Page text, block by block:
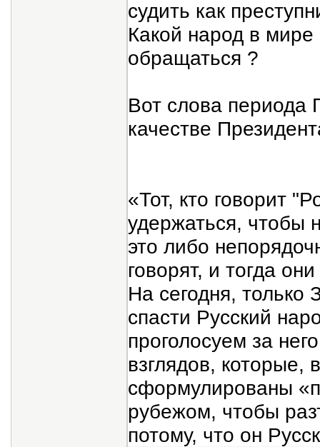
судить как
Какой народ в мире
обращаться ?
Вот слова
качестве
«Тот, кто говорит
удержаться, чтобы
это либо
говорят, и тогда
На сегодня, только
спасти Русский
проголосуем за
взглядов,
сформулированы
рубежом, чтобы
потому, что он